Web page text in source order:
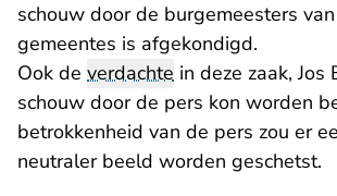
schouw door de burgemeesters
gemeentes is afgekondigd.
Ook de verdachte in deze zaak,
schouw door de pers kon worden
betrokkenheid van de pers zou er
neutraler beeld worden geschetst.